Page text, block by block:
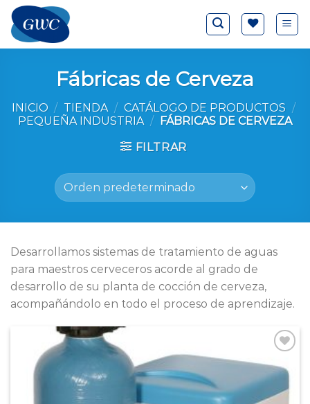
Saltar
contenido
Fábricas de Cerveza
INICIO / TIENDA / CATÁLOGO DE PRODUCTOS /
PEQUEÑA INDUSTRIA /
FÁBRICAS DE CERVEZA
FILTRAR
Desarrollamos sistemas de tratamiento de aguas
para maestros cerveceros acorde al grado de
desarrollo de su planta de cocción de cerveza,
acompañándolo en todo el proceso de aprendizaje.
Wishlist